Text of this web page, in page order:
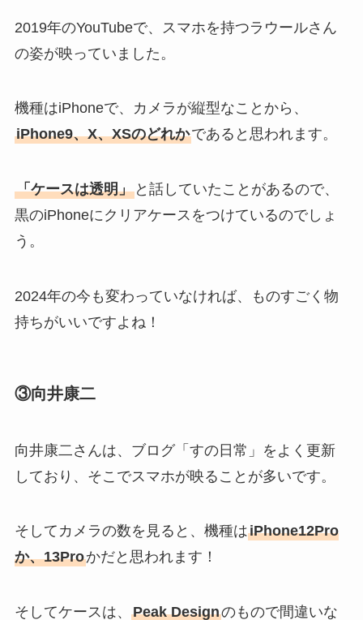
2019年のYouTubeで、スマホを持つラウールさん
の姿が映っていました。
機種はiPhoneで、カメラが縦型なことから、
iPhone9、X、XSのどれかであると思われます。
「ケースは透明」と話していたことがあるので、
黒のiPhoneにクリアケースをつけているのでしょ
う。
2024年の今も変わっていなければ、ものすごく物
持ちがいいですよね！
③向井康二
向井康二さんは、ブログ「すの日常」をよく更新
しており、そこでスマホが映ることが多いです。
そしてカメラの数を見ると、機種はiPhone12Pro
か、13Proかだと思われます！
そしてケースは、 Peak Designのもので間違いな